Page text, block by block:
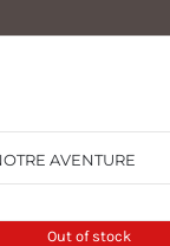
AVENTURE
Out of stock